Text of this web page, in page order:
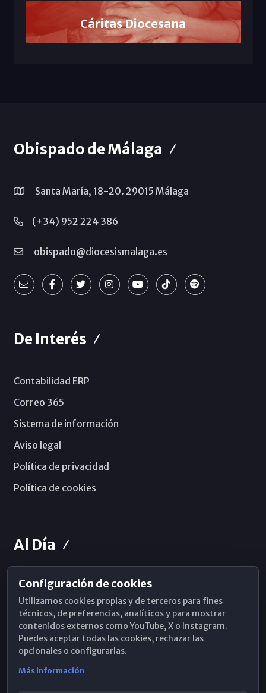
Cáritas Diocesana
Obispado de Málaga
Santa María, 18-20. 29015 Málaga
(+34) 952 224 386
obispado@diocesismalaga.es
De Interés
Contabilidad ERP
Correo 365
Sistema de información
Aviso legal
Política de privacidad
Política de cookies
Al Día
Horarios de Misa
Hemeroteca
WhatsApp
Configuración de cookies
Utilizamos cookies propias y de terceros para fines
técnicos, de preferencias, analíticos y para mostrar
contenidos externos como YouTube, X o Instagram.
Puedes aceptar todas las cookies, rechazar las
opcionales o configurarlas.
Más información